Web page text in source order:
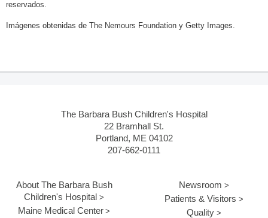
reservados.
Imágenes obtenidas de The Nemours Foundation y Getty Images.
The Barbara Bush Children's Hospital
22 Bramhall St.
Portland, ME 04102
207-662-0111
About The Barbara Bush
Children's Hospital
Maine Medical Center
Newsroom
Patients & Visitors
Quality